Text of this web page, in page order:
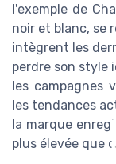
l'exemple de
noir et blanc, se
intègrent les
perdre son style
les campagnes
les tendances
la marque
plus élevée que